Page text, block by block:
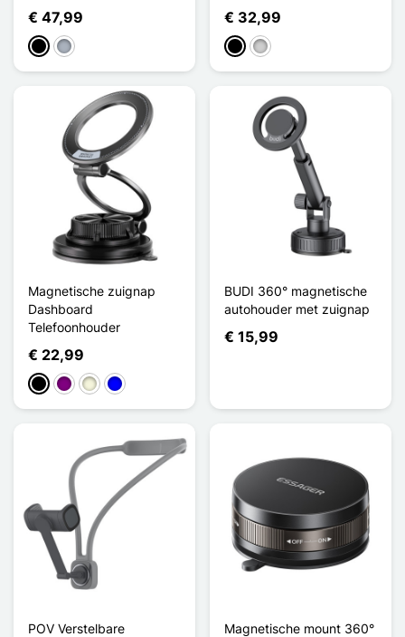
€ 47,99
ZwartGrijs
€ 32,99
ZwartZilver
Magnetische zuignap
Dashboard
Telefoonhouder
€ 22,99
ZwartPurperBeigeBlauw
BUDI 360° magnetische
autohouder met zuignap
€ 15,99
POV Verstelbare
Magnetische mount 360°